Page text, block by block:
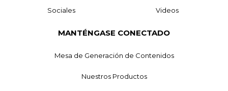
Sociales Videos
MANTÉNGASE CONECTADO
Mesa de Generación de Contenidos
Nuestros Productos